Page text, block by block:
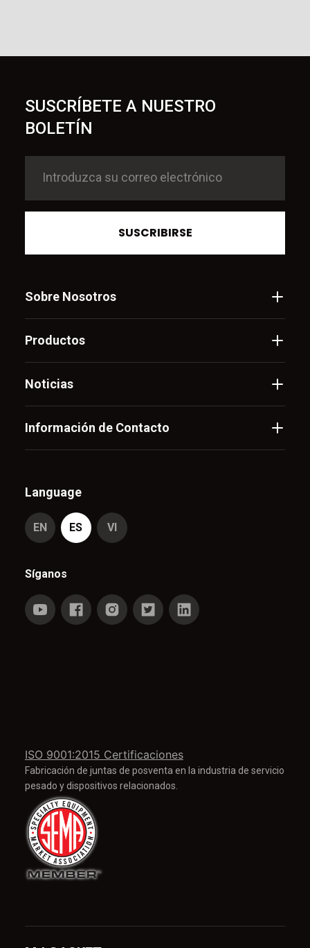
SUSCRÍBETE A NUESTRO
BOLETÍN
SUSCRIBIRSE
Sobre Nosotros
Productos
Noticias
Información de Contacto
ISO 9001:2015 Certificaciones
Fabricación de juntas de posventa en la industria de servicio
pesado y dispositivos relacionados.
Language
EN ES VI
Síganos